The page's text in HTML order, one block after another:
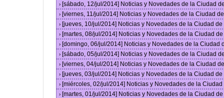
› [sábado, 12/jul/2014] Noticias y Novedades de la Ciudad
› [viernes, 11/jul/2014] Noticias y Novedades de la Ciudad
› [jueves, 10/jul/2014] Noticias y Novedades de la Ciudad
› [martes, 08/jul/2014] Noticias y Novedades de la Ciudad
› [domingo, 06/jul/2014] Noticias y Novedades de la Ciudad
› [sábado, 05/jul/2014] Noticias y Novedades de la Ciudad
› [viernes, 04/jul/2014] Noticias y Novedades de la Ciudad
› [jueves, 03/jul/2014] Noticias y Novedades de la Ciudad
› [miércoles, 02/jul/2014] Noticias y Novedades de la
› [martes, 01/jul/2014] Noticias y Novedades de la Ciudad